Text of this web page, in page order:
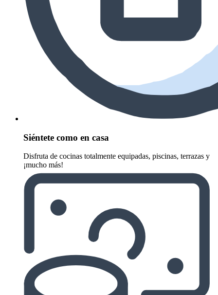
Siéntete como en casa
Disfruta de cocinas totalmente equipadas, piscinas, terrazas y
¡mucho más!